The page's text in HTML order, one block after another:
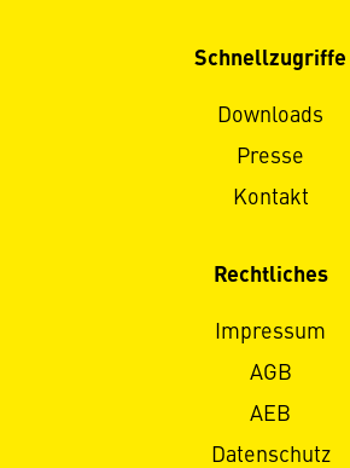
Schnellzugriffe
Downloads
Presse
Kontakt
Rechtliches
Impressum
AGB
AEB
Datenschutz